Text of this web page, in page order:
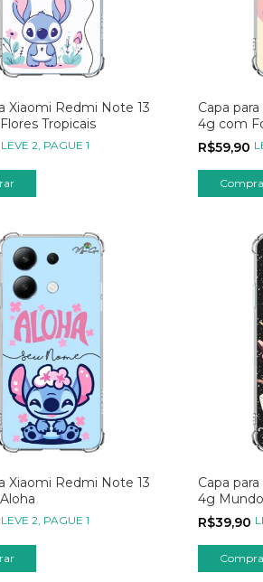
Xiaomi Redmi Note 13
Tropicais
LEVE 2, PAGUE 1
Capa
4g com
Sua
R$59,90
Xiaomi Redmi Note 13
LEVE 2, PAGUE 1
Capa
4g
Trio
R$39,90